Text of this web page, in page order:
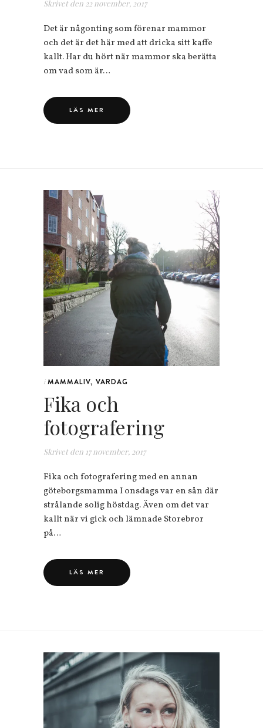
Skrivet den 22 november, 2017
Det är någonting som förenar mammor
och det är det här med att dricka sitt kaffe
kallt. Har du hört när mammor ska berätta
om vad som är…
LÄS MER
i MAMMALIV, VARDAG
Fika och
fotografering
Skrivet den 17 november, 2017
Fika och fotografering med en annan
göteborgsmamma I onsdags var en sån där
strålande solig höstdag. Även om det var
kallt när vi gick och lämnade Storebror
på…
LÄS MER